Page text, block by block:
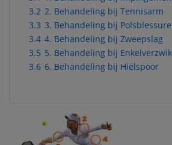
3.2 2. Behandeling bij Tennisarm
3.3 3. Behandeling bij Polsblessure
3.4 4. Behandeling bij Zweepslag
3.5 5. Behandeling bij
3.6 6. Behandeling bij Hielspoor